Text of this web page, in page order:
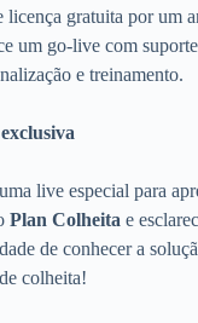
licença gratuita por um
um go-live com suporte
e treinamento.
live especial para
Plan Colheita e
de conhecer a
colheita!